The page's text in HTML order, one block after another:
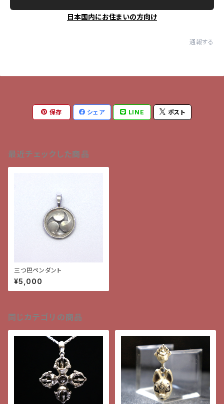
日本国内にお住まいの方向け
通報する
保存 シェア LINE ポスト
最近チェックした商品
三つ巴ペンダント
¥5,000
同じカテゴリの商品